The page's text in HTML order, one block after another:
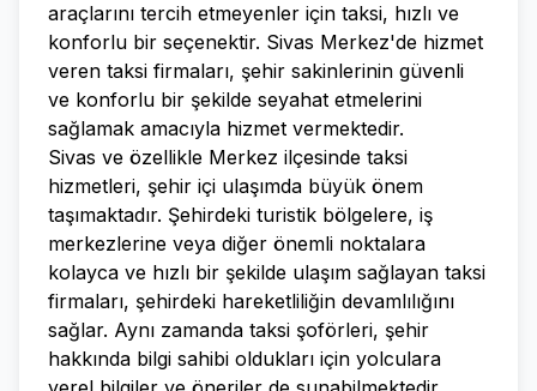
araçlarını tercih etmeyenler için taksi, hızlı ve
konforlu bir seçenektir. Sivas Merkez'de hizmet
veren taksi firmaları, şehir sakinlerinin güvenli
ve konforlu bir şekilde seyahat etmelerini
sağlamak amacıyla hizmet vermektedir.
Sivas ve özellikle Merkez ilçesinde taksi
hizmetleri, şehir içi ulaşımda büyük önem
taşımaktadır. Şehirdeki turistik bölgelere, iş
merkezlerine veya diğer önemli noktalara
kolayca ve hızlı bir şekilde ulaşım sağlayan taksi
firmaları, şehirdeki hareketliliğin devamlılığını
sağlar. Aynı zamanda taksi şoförleri, şehir
hakkında bilgi sahibi oldukları için yolculara